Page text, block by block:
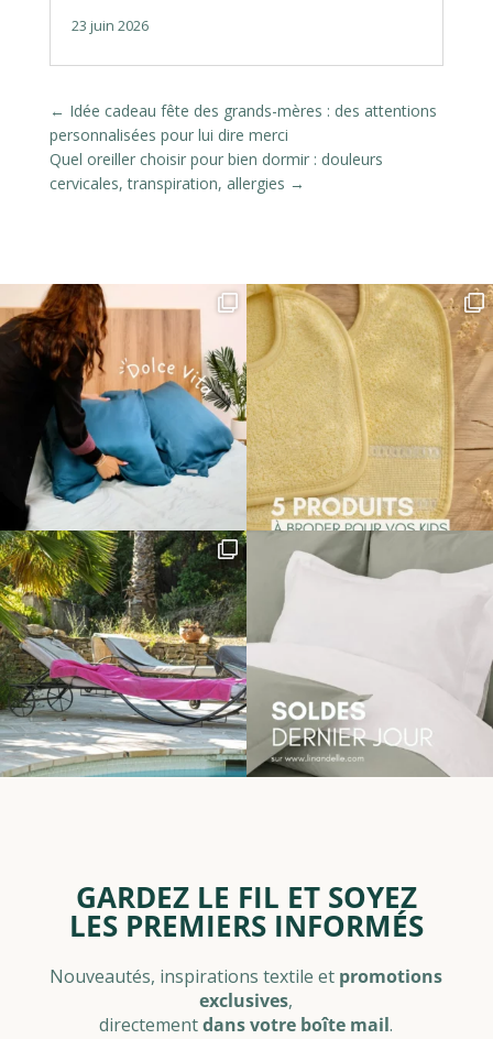
23 juin 2026
← Idée cadeau fête des grands-mères : des attentions
personnalisées pour lui dire merci
Quel oreiller choisir pour bien dormir : douleurs
cervicales, transpiration, allergies →
GARDEZ LE FIL ET SOYEZ
LES PREMIERS INFORMÉS
Nouveautés, inspirations textile et promotions
exclusives,
directementdans votre boîte mail.